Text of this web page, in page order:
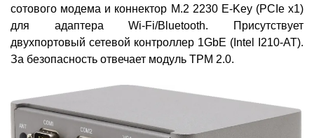
сотового модема и коннектор M.2 2230 E-Key (PCIe x1)
для адаптера Wi-Fi/Bluetooth. Присутствует
двухпортовый сетевой контроллер 1GbE (Intel I210-AT).
За безопасность отвечает модуль TPM 2.0.